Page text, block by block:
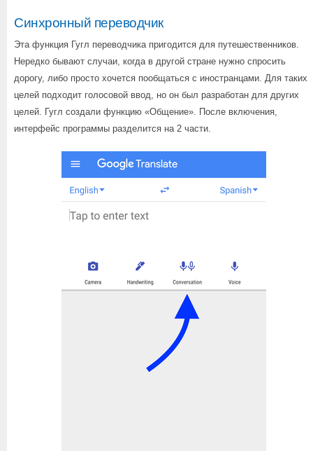
Синхронный переводчик
Эта функция Гугл переводчика пригодится для путешественников.
Нередко бывают случаи, когда в другой стране нужно спросить
дорогу, либо просто хочется пообщаться с иностранцами. Для таких
целей подходит голосовой ввод, но он был разработан для других
целей. Гугл создали функцию «Общение». После включения,
интерфейс программы разделится на 2 части.